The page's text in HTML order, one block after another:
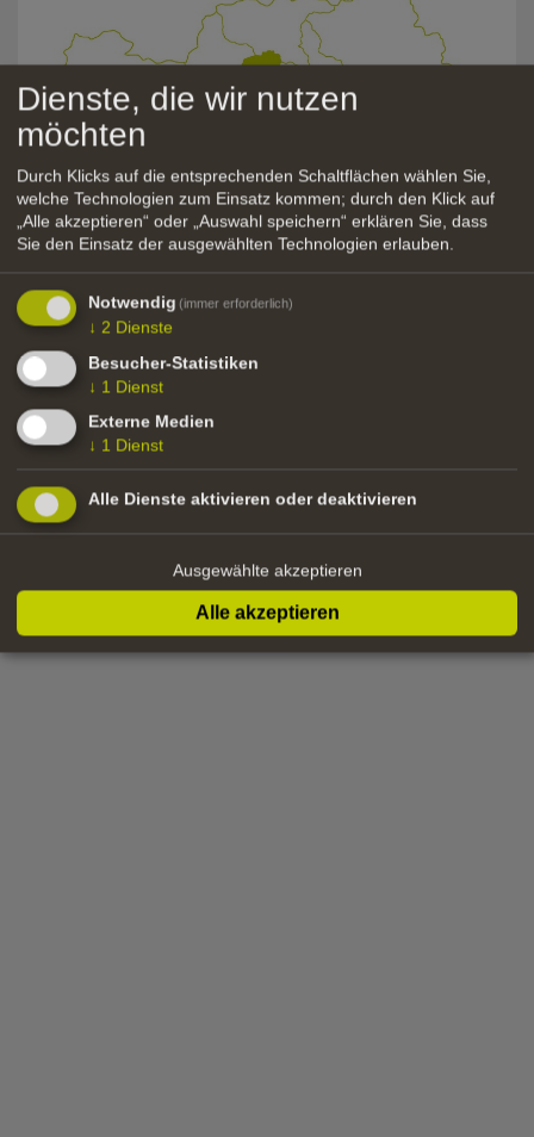
Exposé Lärchenwiesen, Salten
zurück
Dienste, die wir nutzen
möchten
Durch Klicks auf die entsprechenden Schaltflächen wählen Sie,
welche Technologien zum Einsatz kommen; durch den Klick auf
„Alle akzeptieren“ oder „Auswahl speichern“ erklären Sie, dass
Sie den Einsatz der ausgewählten Technologien erlauben.
Notwendig (immer erforderlich)
↓ 2 Dienste
Besucher-Statistiken
↓ 1 Dienst
Externe Medien
↓ 1 Dienst
Alle Dienste aktivieren oder deaktivieren
Ausgewählte akzeptieren
Alle akzeptieren